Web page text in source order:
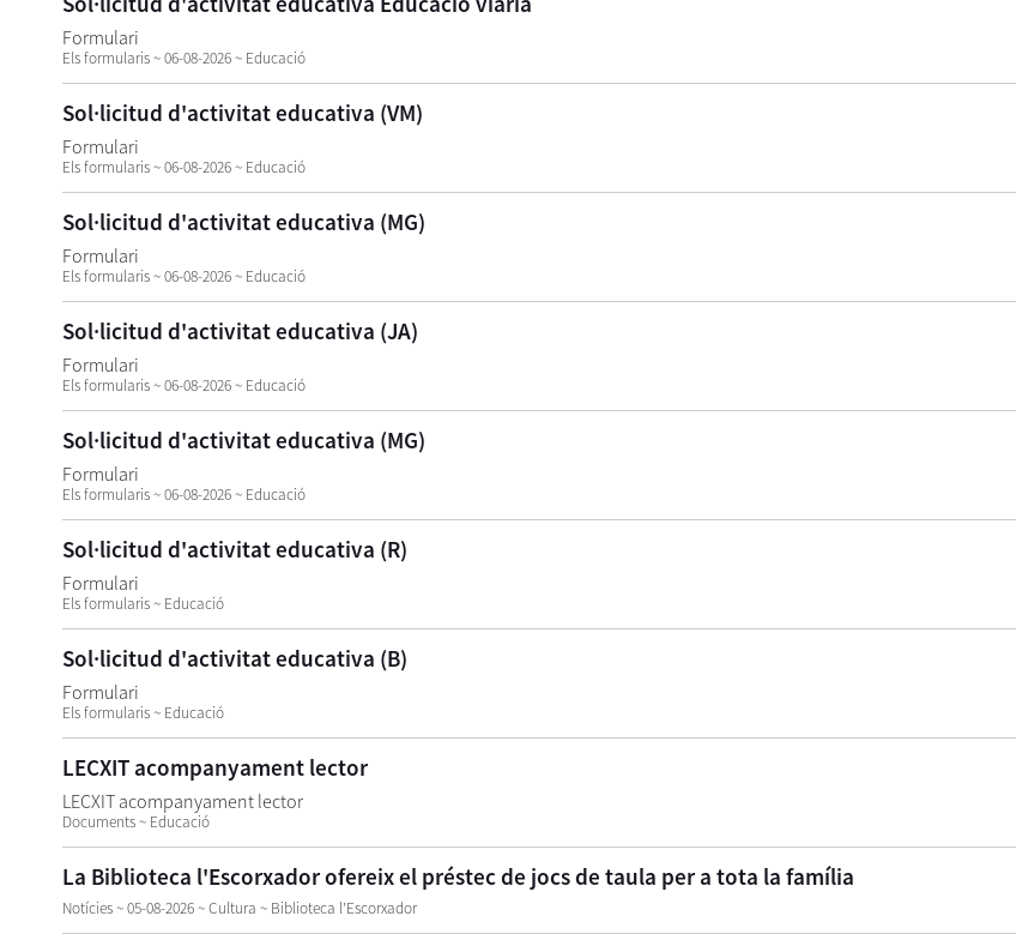
Formulari
Els formularis ~ 06-08-2026 ~ Educació
Sol·licitud d'activitat educativa (VM)
Formulari
Els formularis ~ 06-08-2026 ~ Educació
Sol·licitud d'activitat educativa (MG)
Formulari
Els formularis ~ 06-08-2026 ~ Educació
Sol·licitud d'activitat educativa (JA)
Formulari
Els formularis ~ 06-08-2026 ~ Educació
Sol·licitud d'activitat educativa (MG)
Formulari
Els formularis ~ 06-08-2026 ~ Educació
Sol·licitud d'activitat educativa (R)
Formulari
Els formularis ~ Educació
Sol·licitud d'activitat educativa (B)
Formulari
Els formularis ~ Educació
LECXIT acompanyament lector
LECXIT acompanyament lector
Documents ~ Educació
La Biblioteca l'Escorxador ofereix el préstec de jocs de taula per a tota la família
Notícies ~ 05-08-2026 ~ Cultura ~ Biblioteca l'Escorxador